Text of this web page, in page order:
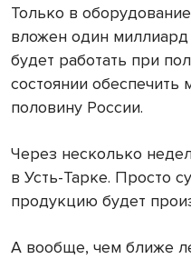
Только в
вложен один
будет работать при
состоянии
половину России.
Через несколько
в Усть-Тарке. Просто
продукцию будет
А вообще, чем ближе